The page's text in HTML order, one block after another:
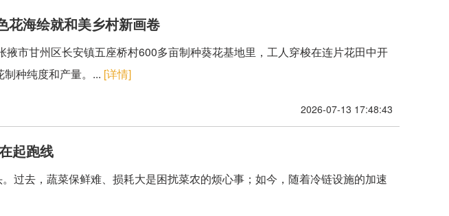
花海绘就和美乡村新画卷
掖市甘州区长安镇五座桥村600多亩制种葵花基地里，工人穿梭在连片花田中开
种纯度和产量。... [详情]
2026-07-13 17:48:43
起跑线
过去，蔬菜保鲜难、损耗大是困扰菜农的烦心事；如今，随着冷链设施的加速